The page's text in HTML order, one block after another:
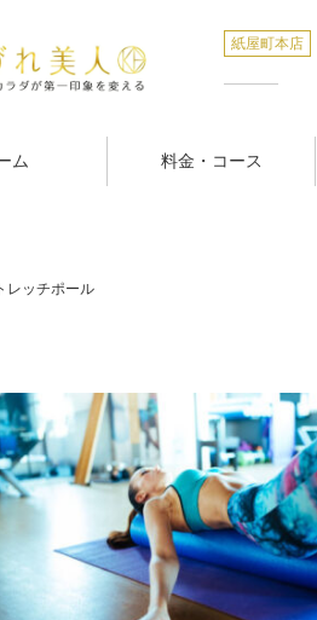
紙屋町本店
ム 料金・コース
レッチポール